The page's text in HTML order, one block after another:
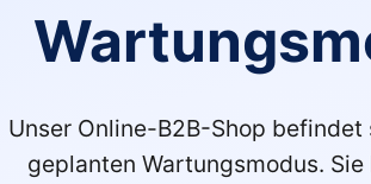
Unser Online-B2B-Shop
geplanten Wartungsmodus. Sie